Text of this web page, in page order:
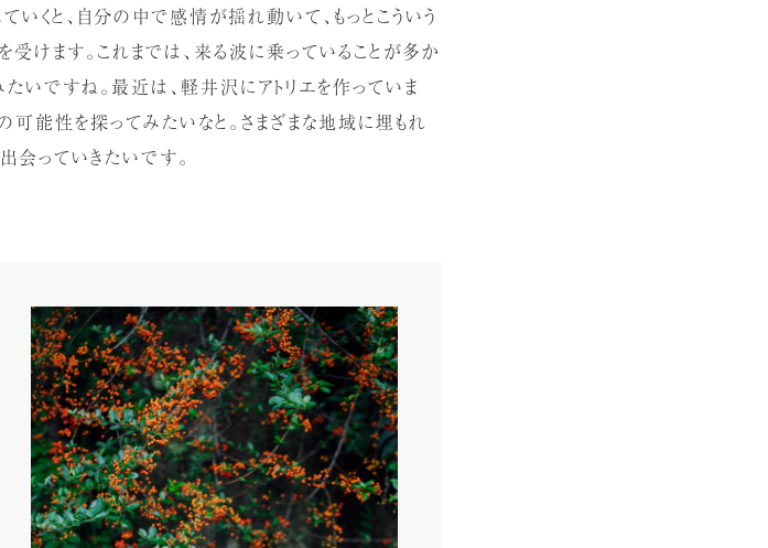
いくと、自分の中で感情が揺れ動いて、もっとこういう
受けます。これまでは、来る波に乗っていることが多か
いですね。最近は、軽井沢にアトリエを作っていま
能性を探ってみたいなと。さまざまな地域に埋もれ
会っていきたいです。